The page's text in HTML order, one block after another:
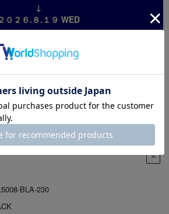
BLA-230
↓
０２６.８.１９ WED
は自動適用されますので
ーポンコード等の入力は
すが割引は対象外です。
り１点のご購入になった場合、
は取消になります。